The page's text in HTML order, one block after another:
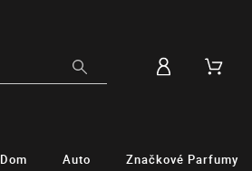
Dom Auto Značkové Parfumy